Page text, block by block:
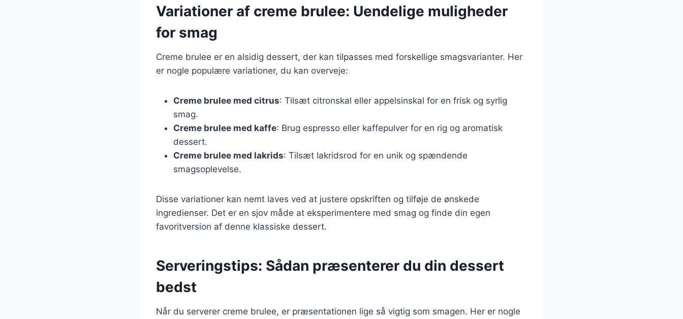
Variationer af creme brulee: Uendelige muligheder
for smag
Creme brulee er en alsidig dessert, der kan tilpasses med forskellige smagsvarianter. Her
er nogle populære variationer, du kan overveje:
Creme brulee med citrus: Tilsæt citronskal eller appelsinskal for en frisk og syrlig
smag.
Creme brulee med kaffe: Brug espresso eller kaffepulver for en rig og aromatisk
dessert.
Creme brulee med lakrids: Tilsæt lakridsrod for en unik og spændende
smagsoplevelse.
Disse variationer kan nemt laves ved at justere opskriften og tilføje de ønskede
ingredienser. Det er en sjov måde at eksperimentere med smag og finde din egen
favoritversion af denne klassiske dessert.
Serveringstips: Sådan præsenterer du din dessert
bedst
Når du serverer creme brulee, er præsentationen lige så vigtig som smagen. Her er nogle